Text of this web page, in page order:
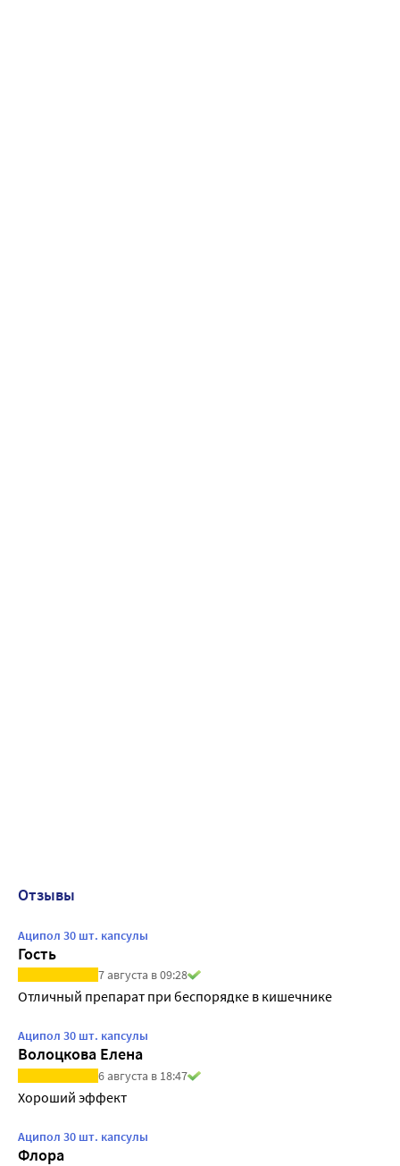
Отзывы
Аципол 30 шт. капсулы
Гость
7 августа в 09:28
Отличный препарат при беспорядке в кишечнике
Аципол 30 шт. капсулы
Волоцкова Елена
6 августа в 18:47
Хороший эффект
Аципол 30 шт. капсулы
Флора